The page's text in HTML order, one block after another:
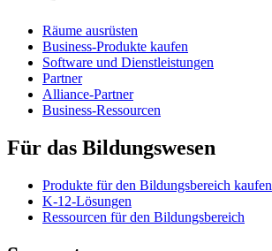
Räume ausrüsten
Business-Produkte kaufen
Software und Dienstleistungen
Partner
Alliance-Partner
Business-Ressourcen
Für das Bildungswesen
Produkte für den Bildungsbereich kaufen
K-12-Lösungen
Ressourcen für den Bildungsbereich